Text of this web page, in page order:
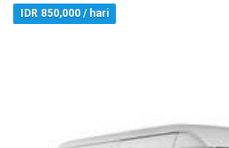
IDR 850,000 / hari